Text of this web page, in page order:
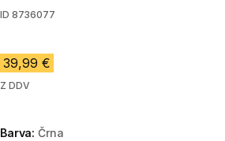
ID 8736077
39,99 €
Z DDV
Barva:Črna